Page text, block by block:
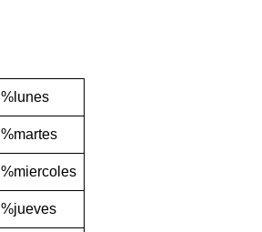
%lunes
%martes
%miercoles
%jueves